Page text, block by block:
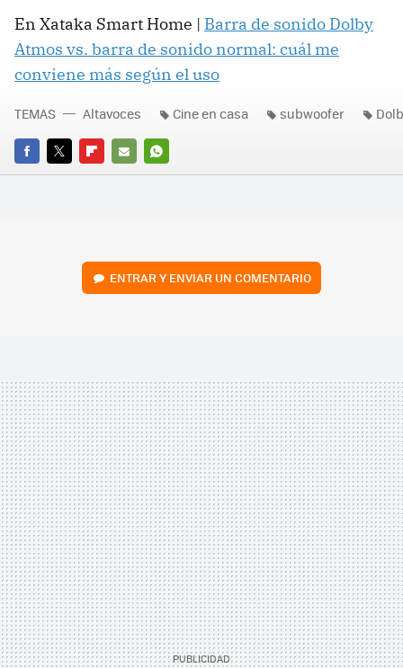
En Xataka Smart Home | Barra de sonido Dolby
Atmos vs. barra de sonido normal: cuál me
conviene más según el uso
FACEBOOK
TWITTERFLIPBOARD
E-
WHATSAPP
TEMAS Altavoces Cine en casa subwoofer
ENTRAR Y ENVIAR UN COMENTARIO